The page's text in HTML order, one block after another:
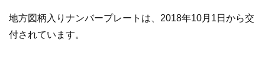
地方図柄入りナンバープレートは、2018年10月1日から交
付されています。